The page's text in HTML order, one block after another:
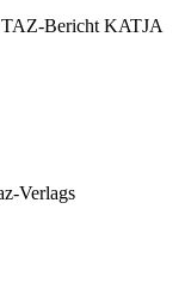
TAZ-Bericht KATJA
Verlags